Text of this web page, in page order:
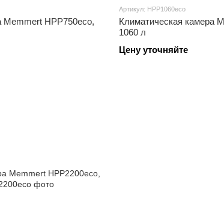
Memmert HPP750eco,
Артикул: HPP1060eco
Климатическая камера
1060 л
Цену уточняйте